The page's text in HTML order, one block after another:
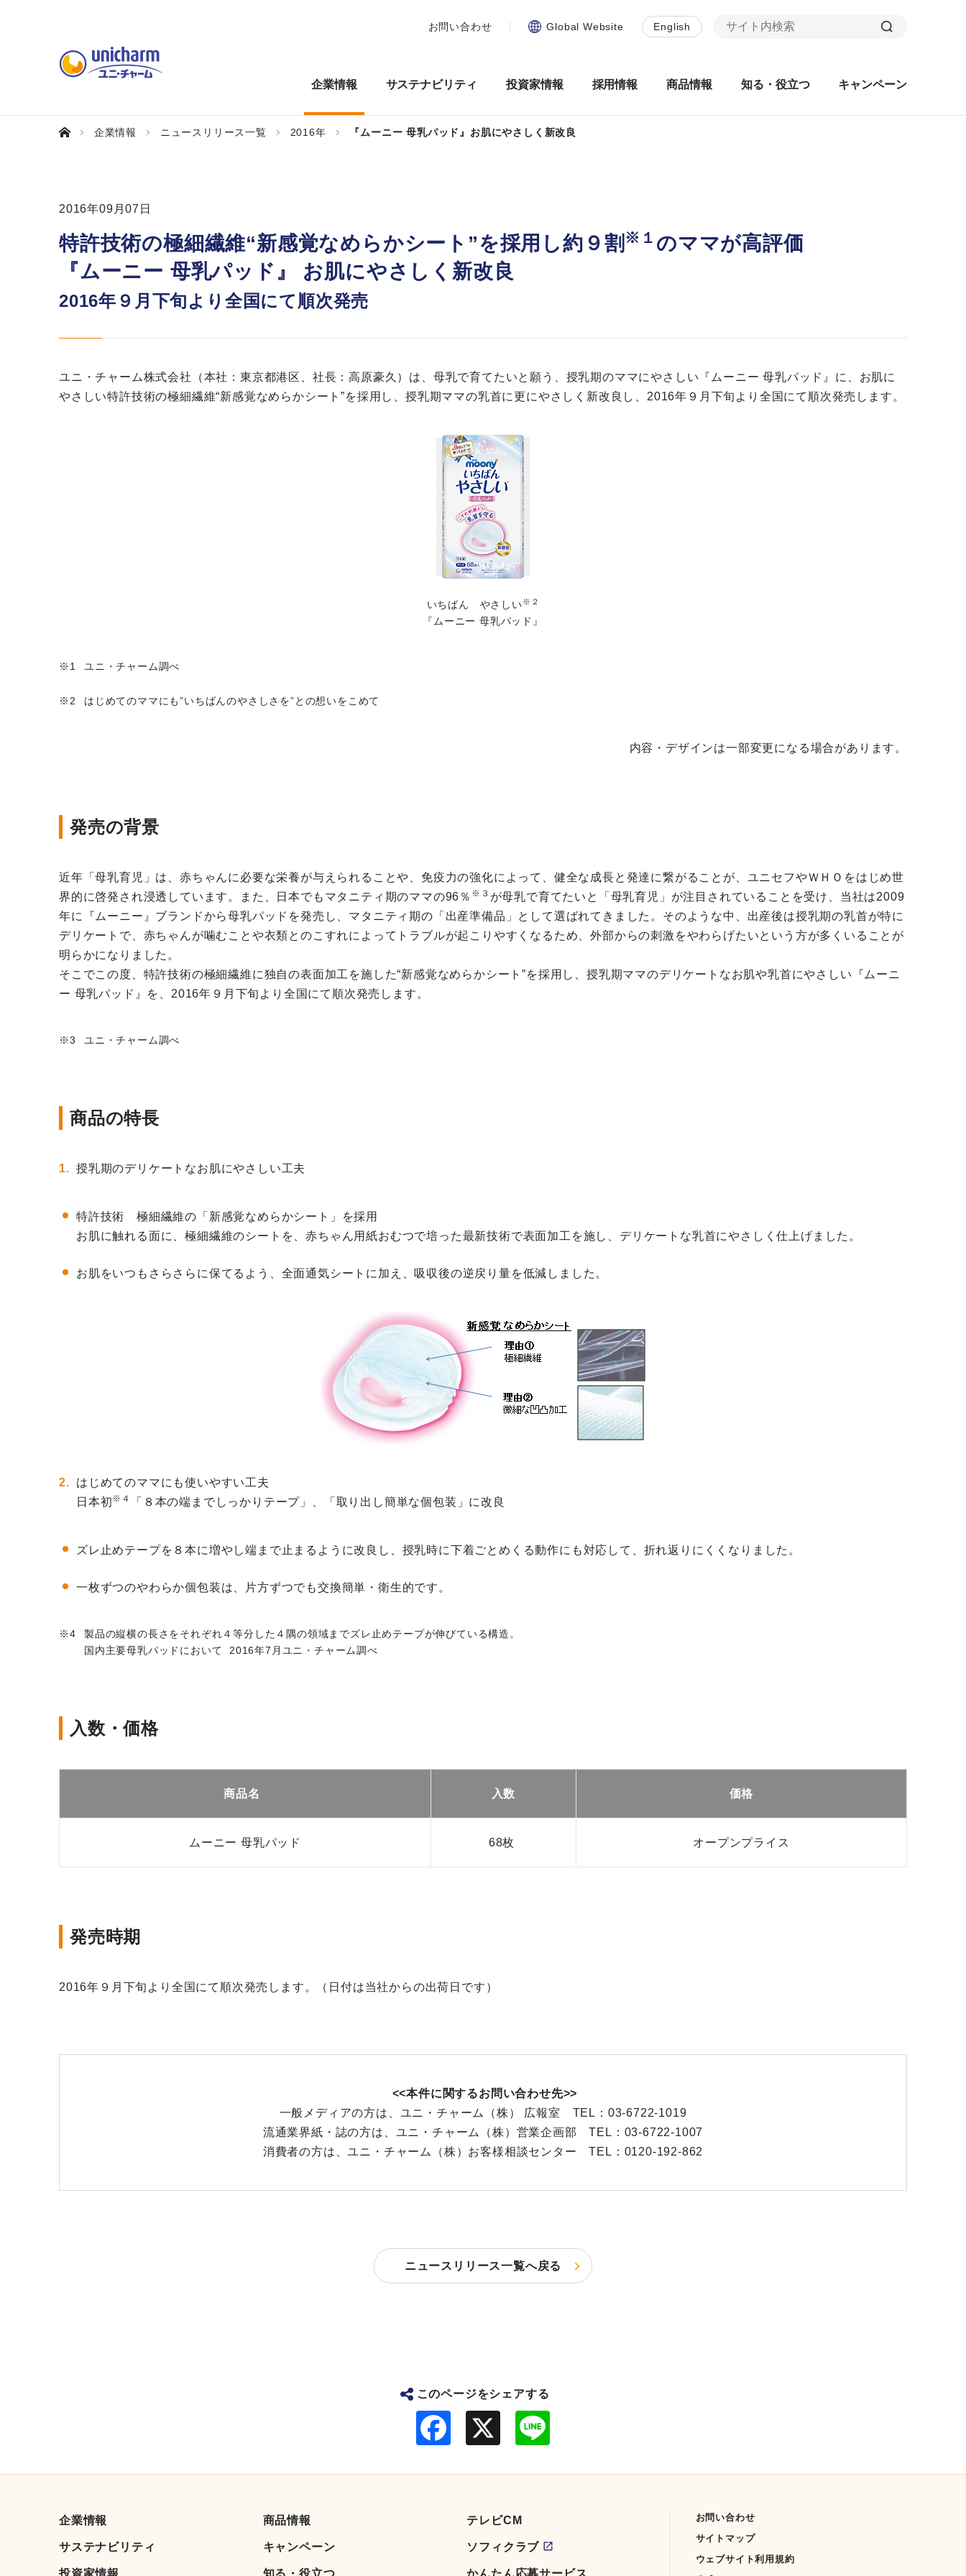
企業情報 サステナビリティ 投資家情報 採用情報 商品情報 知る・役立つ キャンペーン
お問い合わせ Global Website English
企業情報 ニュースリリース一覧 2016年 『ムーニー 母乳パッド』お肌にやさしく新改良
2016年09月07日
特許技術の極細繊維“新感覚なめらかシート”を採用し約９割 ※１ のママが高評価
『ムーニー 母乳パッド』 お肌にやさしく新改良
2016年９月下旬より全国にて順次発売
ユニ・チャーム株式会社（本社：東京都港区、社長：高原豪久）は、母乳で育てたいと願う、授乳期のママにやさしい『ムーニー 母乳パッド』に、お肌に
やさしい特許技術の極細繊維“新感覚なめらかシート”を採用し、授乳期ママの乳首に更にやさしく新改良し、2016年９月下旬より全国にて順次発売します。
いちばん やさしい※２
『ムーニー 母乳パッド』
ユニ・チャーム調べ
はじめてのママにも”いちばんのやさしさを”との想いをこめて
内容・デザインは一部変更になる場合があります。
発売の背景
近年「母乳育児」は、赤ちゃんに必要な栄養が与えられることや、免疫力の強化によって、健全な成長と発達に繋がることが、ユニセフやＷＨＯをはじめ世
界的に啓発され浸透しています。また、日本でもマタニティ期のママの96％ ※３ が母乳で育てたいと「母乳育児」が注目されていることを受け、当社は2009
年に『ムーニー』ブランドから母乳パッドを発売し、マタニティ期の「出産準備品」として選ばれてきました。そのような中、出産後は授乳期の乳首が特に
デリケートで、赤ちゃんが噛むことや衣類とのこすれによってトラブルが起こりやすくなるため、外部からの刺激をやわらげたいという方が多くいることが
明らかになりました。
そこでこの度、特許技術の極細繊維に独自の表面加工を施した“新感覚なめらかシート”を採用し、授乳期ママのデリケートなお肌や乳首にやさしい『ムーニ
ー 母乳パッド』を、2016年９月下旬より全国にて順次発売します。
ユニ・チャーム調べ
商品の特長
授乳期のデリケートなお肌にやさしい工夫
特許技術 極細繊維の「新感覚なめらかシート」を採用
お肌に触れる面に、極細繊維のシートを、赤ちゃん用紙おむつで培った最新技術で表面加工を施し、デリケートな乳首にやさしく仕上げました。
お肌をいつもさらさらに保てるよう、全面通気シートに加え、吸収後の逆戻り量を低減しました。
はじめてのママにも使いやすい工夫
日本初※４ 「８本の端までしっかりテープ」、「取り出し簡単な個包装」に改良
ズレ止めテープを８本に増やし端まで止まるように改良し、授乳時に下着ごとめくる動作にも対応して、折れ返りにくくなりました。
一枚ずつのやわらか個包装は、片方ずつでも交換簡単・衛生的です。
製品の縦横の長さをそれぞれ４等分した４隅の領域までズレ止めテープが伸びている構造。
国内主要母乳パッドにおいて 2016年7月ユニ・チャーム調べ
入数・価格
商品名 入数 価格
ムーニー 母乳パッド 68枚 オープンプライス
発売時期
2016年９月下旬より全国にて順次発売します。（日付は当社からの出荷日です）
<<本件に関するお問い合わせ先>>
一般メディアの方は、ユニ・チャーム（株） 広報室 TEL：03-6722-1019
流通業界紙・誌の方は、ユニ・チャーム（株）営業企画部 TEL：03-6722-1007
消費者の方は、ユニ・チャーム（株）お客様相談センター TEL：0120-192-862
ニュースリリース一覧へ戻る
このページをシェアする
企業情報
サステナビリティ
投資家情報
商品情報
キャンペーン
知る・役立つ
テレビCM
ソフィクラブ
かんたん応募サービス
お問い合わせ
サイトマップ
ウェブサイト利用規約